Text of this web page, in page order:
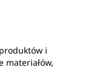
i
materiałów,